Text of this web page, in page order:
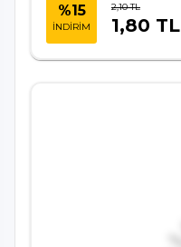
%15
İNDİRİM
2,10 TL
1,80 TL